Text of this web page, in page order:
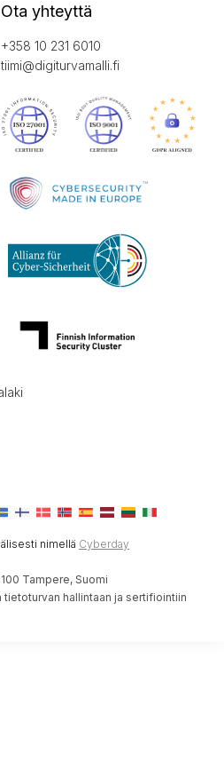
Ota yhteyttä
+358 10 231 6010
tiimi@digiturvamalli.fi
nimellä Cyberday
Tampere, Suomi
hallintaan ja sertifiointiin